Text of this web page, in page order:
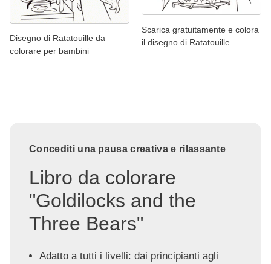
Disegno di Ratatouille da
colorare per bambini
Scarica gratuitamente e colora
il disegno di Ratatouille.
Concediti una pausa creativa e rilassante
Libro da colorare
"Goldilocks and the
Three Bears"
Adatto a tutti i livelli: dai principianti agli